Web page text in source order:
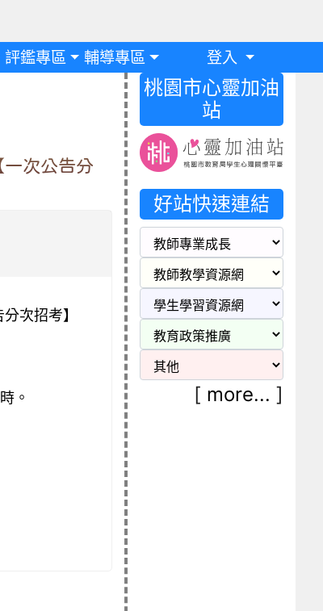
評鑑專區 輔導專區 登入
次公告分
次招考】
時。
桃園市心靈加油
站
好站快速連結
[ more... ]